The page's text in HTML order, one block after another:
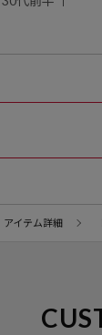
アイテム詳細